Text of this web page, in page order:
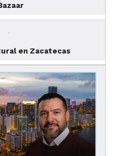
en Zacatecas